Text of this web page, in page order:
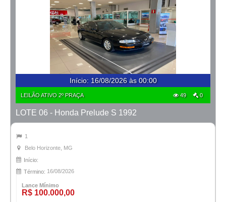
Início: 16/08/2026 às 00:00
LEILÃO ATIVO 2º PRAÇA 49 0
LOTE 06 - Honda Prelude S 1992
1
Belo Horizonte, MG
Início:
Término: 16/08/2026
Lance Mínimo
R$ 100.000,00